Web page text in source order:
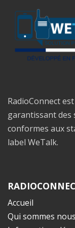
RadioConnect
garantissant des
conformes aux
label WeTalk.
Accueil
Qui sommes